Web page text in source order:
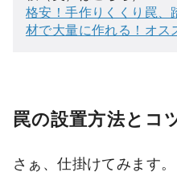
格安！手作りくくり罠、
材で大量に作れる！オ
罠の設置方法とコ
さぁ、仕掛けてみます。